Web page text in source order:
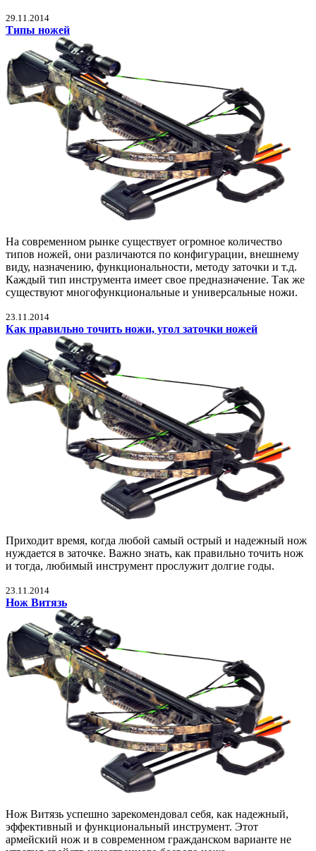
29.11.2014
Типы ножей
На современном рынке существует огромное количество
типов ножей, они различаются по конфигурации, внешнему
виду, назначению, функциональности, методу заточки и т.д.
Каждый тип инструмента имеет свое предназначение. Так же
существуют многофункциональные и универсальные ножи.
23.11.2014
Как правильно точить ножи, угол заточки ножей
Приходит время, когда любой самый острый и надежный нож
нуждается в заточке. Важно знать, как правильно точить нож
и тогда, любимый инструмент прослужит долгие годы.
23.11.2014
Нож Витязь
Нож Витязь успешно зарекомендовал себя, как надежный,
эффективный и функциональный инструмент. Этот
армейский нож и в современном гражданском варианте не